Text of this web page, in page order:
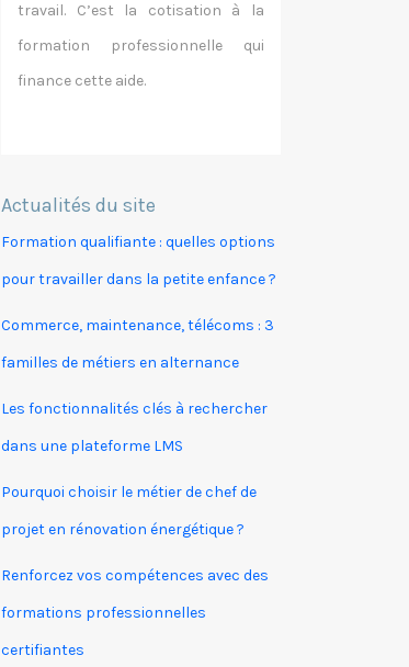
travail. C’est la cotisation à la
formation professionnelle qui
finance cette aide.
Actualités du site
Formation qualifiante : quelles options
pour travailler dans la petite enfance ?
Commerce, maintenance, télécoms : 3
familles de métiers en alternance
Les fonctionnalités clés à rechercher
dans une plateforme LMS
Pourquoi choisir le métier de chef de
projet en rénovation énergétique ?
Renforcez vos compétences avec des
formations professionnelles
certifiantes